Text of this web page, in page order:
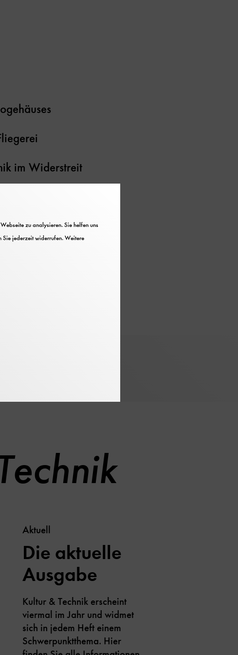
im Widerstreit
Aktuell
Die aktuelle
Ausgabe
Kultur & Technik erscheint
viermal im Jahr und widmet
sich in jedem Heft einem
Schwerpunktthema. Hier
zu analysieren. Sie helfen uns
Sie jederzeit widerrufen. Weitere